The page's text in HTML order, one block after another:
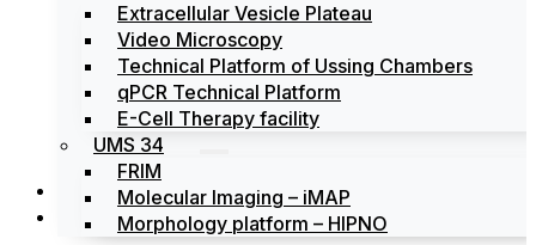
Extracellular Vesicle Plateau
Video Microscopy
Technical Platform of Ussing Chambers
qPCR Technical Platform
E-Cell Therapy facility
UMS 34
FRIM
Molecular Imaging – iMAP
Morphology platform – HIPNO
News
Events